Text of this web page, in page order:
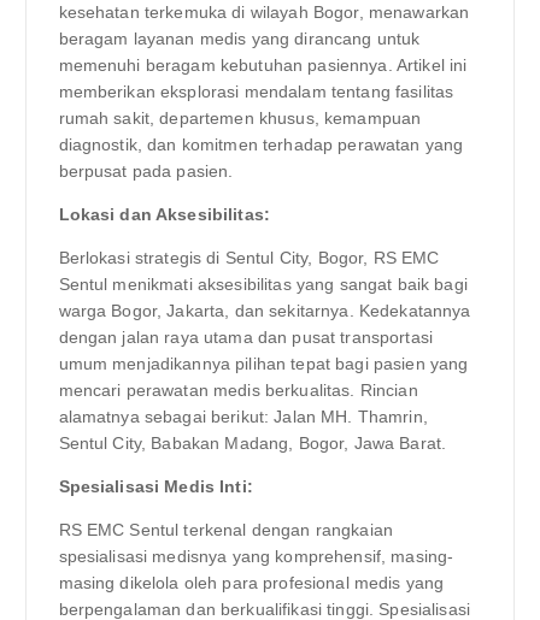
kesehatan terkemuka di wilayah Bogor, menawarkan
beragam layanan medis yang dirancang untuk
memenuhi beragam kebutuhan pasiennya. Artikel ini
memberikan eksplorasi mendalam tentang fasilitas
rumah sakit, departemen khusus, kemampuan
diagnostik, dan komitmen terhadap perawatan yang
berpusat pada pasien.
Lokasi dan Aksesibilitas:
Berlokasi strategis di Sentul City, Bogor, RS EMC
Sentul menikmati aksesibilitas yang sangat baik bagi
warga Bogor, Jakarta, dan sekitarnya. Kedekatannya
dengan jalan raya utama dan pusat transportasi
umum menjadikannya pilihan tepat bagi pasien yang
mencari perawatan medis berkualitas. Rincian
alamatnya sebagai berikut: Jalan MH. Thamrin,
Sentul City, Babakan Madang, Bogor, Jawa Barat.
Spesialisasi Medis Inti:
RS EMC Sentul terkenal dengan rangkaian
spesialisasi medisnya yang komprehensif, masing-
masing dikelola oleh para profesional medis yang
berpengalaman dan berkualifikasi tinggi. Spesialisasi